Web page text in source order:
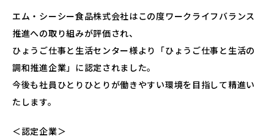
エム・シーシー食品株式会社はこの度ワークライフバランス
推進への取り組みが評価され、
ひょうご仕事と生活センター様より「ひょうご仕事と生活の
調和推進企業」に認定されました。
今後も社員ひとりひとりが働きやすい環境を目指して精進い
たします。
＜認定企業＞